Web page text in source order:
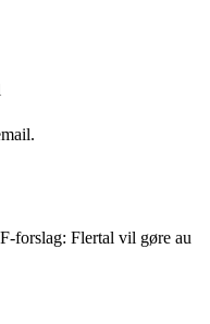
forslag: Flertal vil gøre au